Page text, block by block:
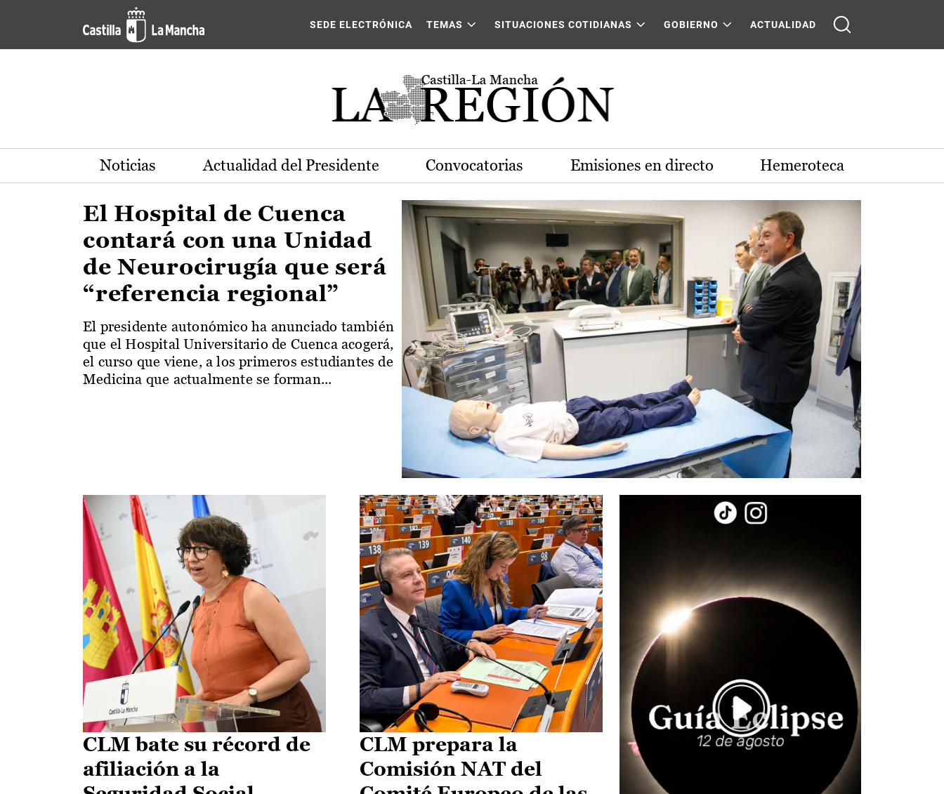
Pasar al contenido principal
Actualidad de la región de Castilla-La Mancha
SEDE ELECTRÓNICA TEMAS SITUACIONES COTIDIANAS GOBIERNO ACTUALIDAD
Noticias Actualidad del Presidente Convocatorias Emisiones en directo Hemeroteca
El Hospital de Cuenca
contará con una Unidad
de Neurocirugía que será
“referencia regional”
El presidente autonómico ha anunciado también
que el Hospital Universitario de Cuenca acogerá,
el curso que viene, a los primeros estudiantes de
Medicina que actualmente se forman...
CLM bate su récord de
afiliación a la
CLM prepara la
Comisión NAT del